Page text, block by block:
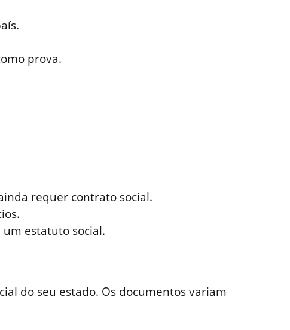
prova.
requer contrato social.
estatuto social.
do seu estado. Os documentos variam